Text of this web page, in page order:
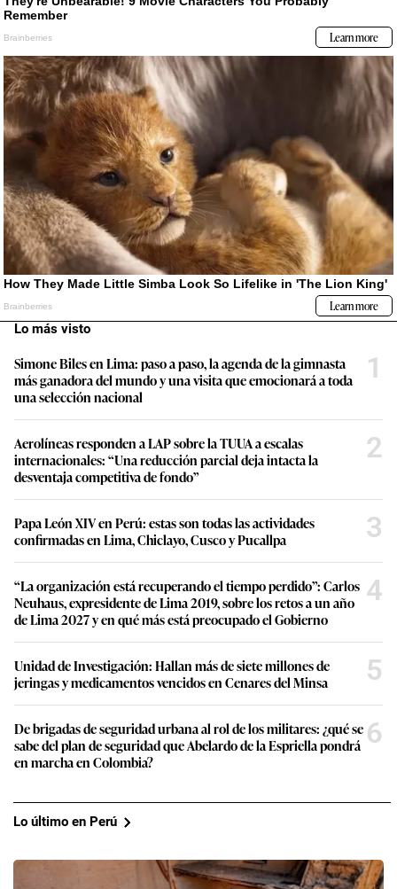
Lo más visto
Simone Biles en Lima: paso a paso, la agenda de la gimnasta
más ganadora del mundo y una visita que emocionará a toda
una selección nacional
1
Aerolíneas responden a LAP sobre la TUUA a escalas
internacionales: “Una reducción parcial deja intacta la
desventaja competitiva de fondo”
2
Papa León XIV en Perú: estas son todas las actividades
confirmadas en Lima, Chiclayo, Cusco y Pucallpa
3
“La organización está recuperando el tiempo perdido”: Carlos
Neuhaus, expresidente de Lima 2019, sobre los retos a un año
de Lima 2027 y en qué más está preocupado el Gobierno
4
Unidad de Investigación: Hallan más de siete millones de
jeringas y medicamentos vencidos en Cenares del Minsa
5
De brigadas de seguridad urbana al rol de los militares: ¿qué se
sabe del plan de seguridad que Abelardo de la Espriella pondrá
en marcha en Colombia?
6
Lo último en Perú